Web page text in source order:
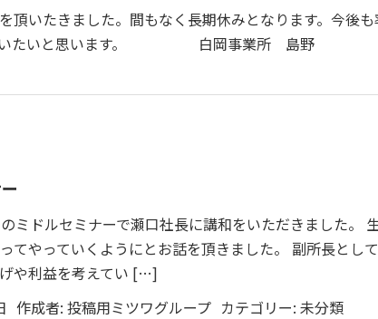
頂いたきました。間もなく長期休みとなります。今後
らいたいと思います。 白岡事業所 島野
ミドルセミナーで瀬口社長に講和をいただきました。
てやっていくようにとお話を頂きました。 副所長とし
や利益を考えてい […]
作成者: 投稿用ミツワグループ カテゴリー: 未分類